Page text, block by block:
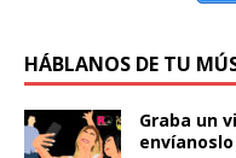
HÁBLANOS DE TU
Graba un